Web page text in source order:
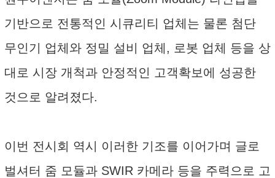
기반으로 전통적인 시큐리티 업체는 물론 첨단
무인기 업체와 정밀 설비 업체, 로봇 업체 등을 상
대로 시장 개척과 안정적인 고객확보에 성공한
것으로 알려졌다.
이번 전시회 역시 이러한 기조를 이어가며 글로
벌셔터 줌 모듈과 SWIR 카메라 등을 주력으로 고